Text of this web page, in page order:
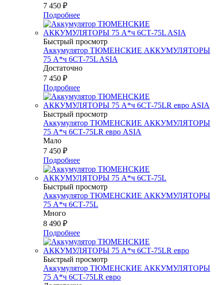
7 450 ₽
Подробнее
Быстрый просмотр
Аккумулятор ТЮМЕНСКИЕ АККУМУЛЯТОРЫ
75 А*ч 6СТ-75L ASIA
Достаточно
7 450 ₽
Подробнее
Быстрый просмотр
Аккумулятор ТЮМЕНСКИЕ АККУМУЛЯТОРЫ
75 А*ч 6СТ-75LR евро ASIA
Мало
7 450 ₽
Подробнее
Быстрый просмотр
Аккумулятор ТЮМЕНСКИЕ АККУМУЛЯТОРЫ
75 А*ч 6СТ-75L
Много
8 490 ₽
Подробнее
Быстрый просмотр
Аккумулятор ТЮМЕНСКИЕ АККУМУЛЯТОРЫ
75 А*ч 6СТ-75LR евро